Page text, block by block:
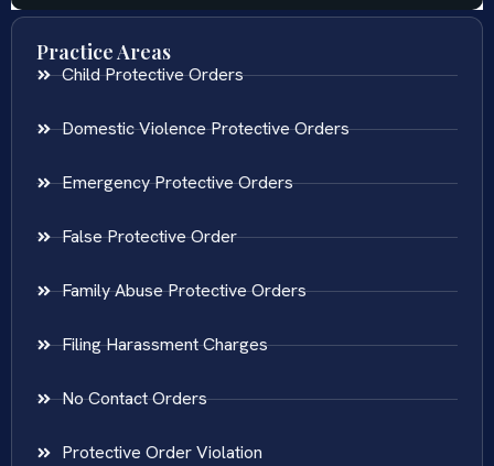
Practice Areas
Child Protective Orders
Domestic Violence Protective Orders
Emergency Protective Orders
False Protective Order
Family Abuse Protective Orders
Filing Harassment Charges
No Contact Orders
Protective Order Violation